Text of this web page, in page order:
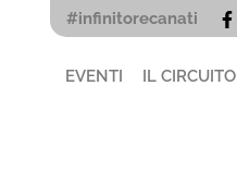
#infinitorecanati
EVENTI IL CIRCUITO